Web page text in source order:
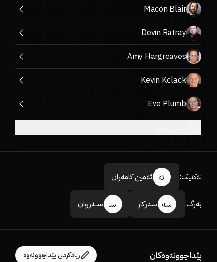
Macon Blair
Devin Ratray
Amy Hargreaves
Kevin Kolack
Eve Plumb
تەکنیک: ئە ئەمین کامەران
بەرگ: سە سەرکار سـ ســەروان
پێداچوونەوەکان زیادکردنی پێداچوونەوە